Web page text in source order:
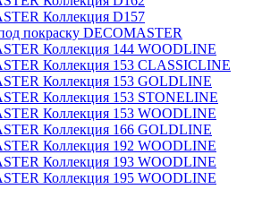
Коллекция D157
покраску DECOMASTER
Коллекция 144 WOODLINE
Коллекция 153 CLASSICLINE
Коллекция 153 GOLDLINE
Коллекция 153 STONELINE
Коллекция 153 WOODLINE
Коллекция 166 GOLDLINE
Коллекция 192 WOODLINE
Коллекция 193 WOODLINE
Коллекция 195 WOODLINE